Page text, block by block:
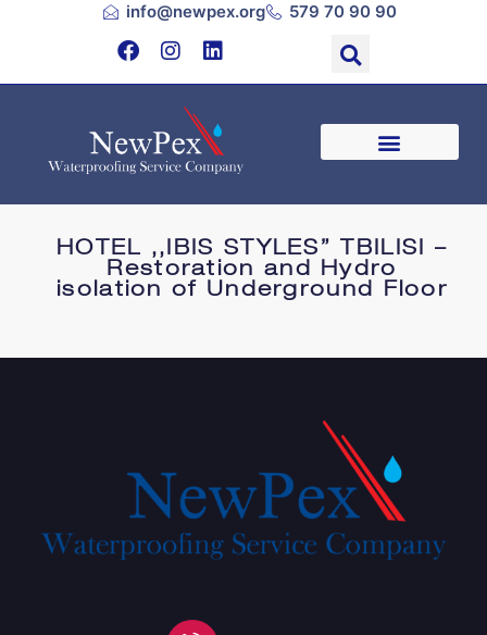
info@newpex.org 579 70 90 90
HOTEL ,,IBIS STYLES” TBILISI –
Restoration and Hydro
isolation of Underground Floor